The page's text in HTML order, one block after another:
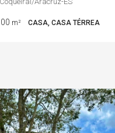
m² CASA, CASA TÉRREA